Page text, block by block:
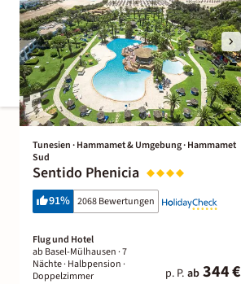
Tunesien · Hammamet & Umgebung · Hammamet
Sud
Sentido Phenicia
91% 2068 Bewertungen
Flug und Hotel
ab Basel-Mülhausen ·7
Nächte· Halbpension·
Doppelzimmer
p. P. ab 344 €